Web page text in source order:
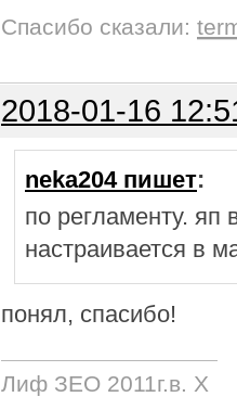
Спасибо сказали:
2018-01-16
neka204 пишет:
по регламенту.
настраивается в
понял, спасибо!
Лиф ЗЕО 2011г.в. Х